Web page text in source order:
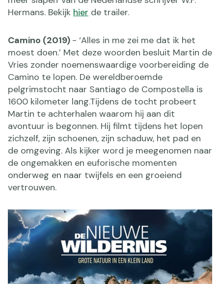
Hermans. Bekijk hier de trailer.
Camino (2019) - ‘Alles in me zei me dat ik het
moest doen.’ Met deze woorden besluit Martin de
Vries zonder noemenswaardige voorbereiding de
Camino te lopen. De wereldberoemde
pelgrimstocht naar Santiago de Compostella is
1600 kilometer lang.Tijdens de tocht probeert
Martin te achterhalen waarom hij aan dit
avontuur is begonnen. Hij filmt tijdens het lopen
zichzelf, zijn schoenen, zijn schaduw, het pad en
de omgeving. Als kijker word je meegenomen naar
de ongemakken en euforische momenten
onderweg en naar twijfels en een groeiend
vertrouwen.